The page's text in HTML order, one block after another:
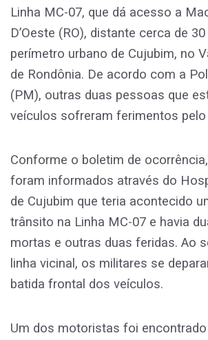
Linha MC-07, que dá acesso a
D’Oeste (RO), distante cerca de
perímetro urbano de Cujubim, no
de Rondônia. De acordo com a
(PM), outras duas pessoas que
veículos sofreram ferimentos
Conforme o boletim de
foram informados através do
de Cujubim que teria acontecido
trânsito na Linha MC-07 e havia
mortas e outras duas feridas. Ao
linha vicinal, os militares se
batida frontal dos veículos.
Um dos motoristas foi